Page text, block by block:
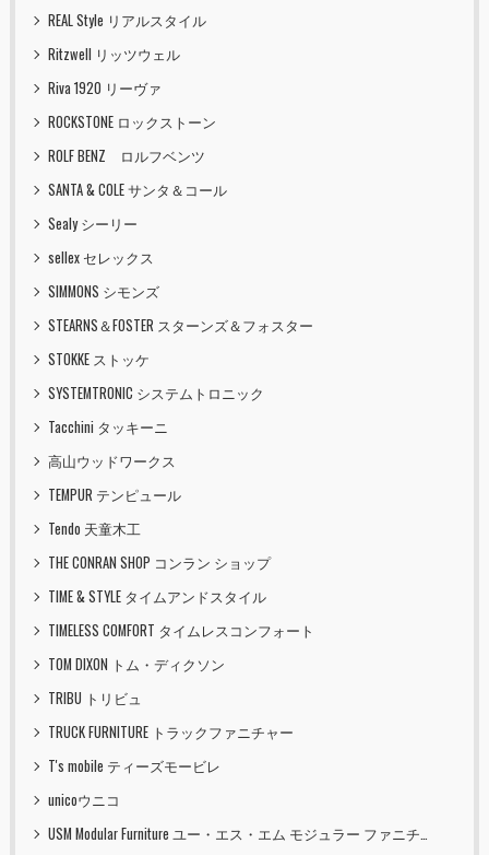
REAL Style リアルスタイル
Ritzwell リッツウェル
Riva 1920 リーヴァ
ROCKSTONE ロックストーン
ROLF BENZ ロルフベンツ
SANTA & COLE サンタ＆コール
Sealy シーリー
sellex セレックス
SIMMONS シモンズ
STEARNS＆FOSTER スターンズ＆フォスター
STOKKE ストッケ
SYSTEMTRONIC システムトロニック
Tacchini タッキーニ
高山ウッドワークス
TEMPUR テンピュール
Tendo 天童木工
THE CONRAN SHOP コンラン ショップ
TIME & STYLE タイムアンドスタイル
TIMELESS COMFORT タイムレスコンフォート
TOM DIXON トム・ディクソン
TRIBU トリビュ
TRUCK FURNITURE トラックファニチャー
T's mobile ティーズモービレ
unicoウニコ
USM Modular Furniture ユー・エス・エム モジュラー ファニチャー